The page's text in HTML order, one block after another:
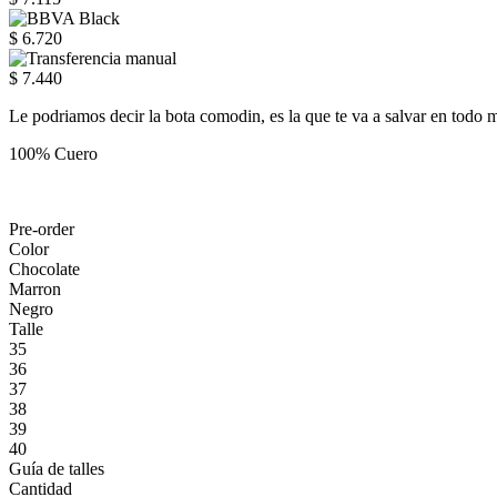
$ 6.720
$ 7.440
Le podriamos decir la bota comodin, es la que te va a salvar en todo
100% Cuero
Pre-order
Color
Chocolate
Marron
Negro
Talle
35
36
37
38
39
40
Guía de talles
Cantidad